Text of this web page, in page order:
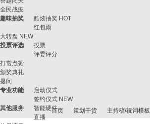
全民战疫
趣味抽奖
酷炫抽奖 HOT
红包雨
大转盘 NEW
投票评选
投票
评委评分
打赏点赞
颁奖典礼
提问
专业功能
启动仪式
签约仪式 NEW
其他服务
智能硬件
直播
首页 策划干货 主持稿/祝词模板